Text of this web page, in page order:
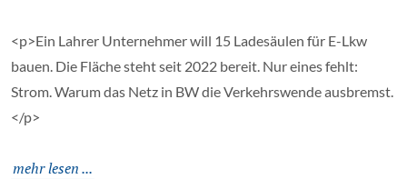
<p>Ein Lahrer Unternehmer will 15 Ladesäulen für E-Lkw
bauen. Die Fläche steht seit 2022 bereit. Nur eines fehlt:
Strom. Warum das Netz in BW die Verkehrswende ausbremst.
</p>
mehr lesen ...